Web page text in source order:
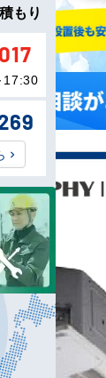
もり
17:30